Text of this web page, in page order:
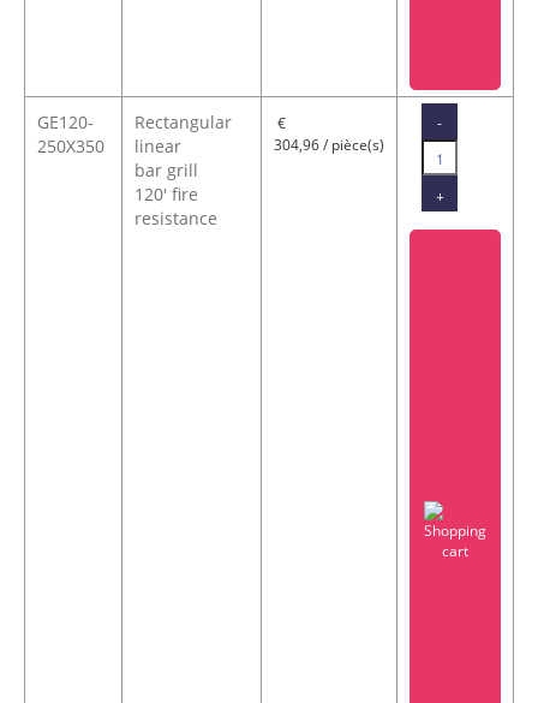
GE120-
250X350
Rectangular
linear
bar grill
120' fire
resistance
304,96 / pièce(s)